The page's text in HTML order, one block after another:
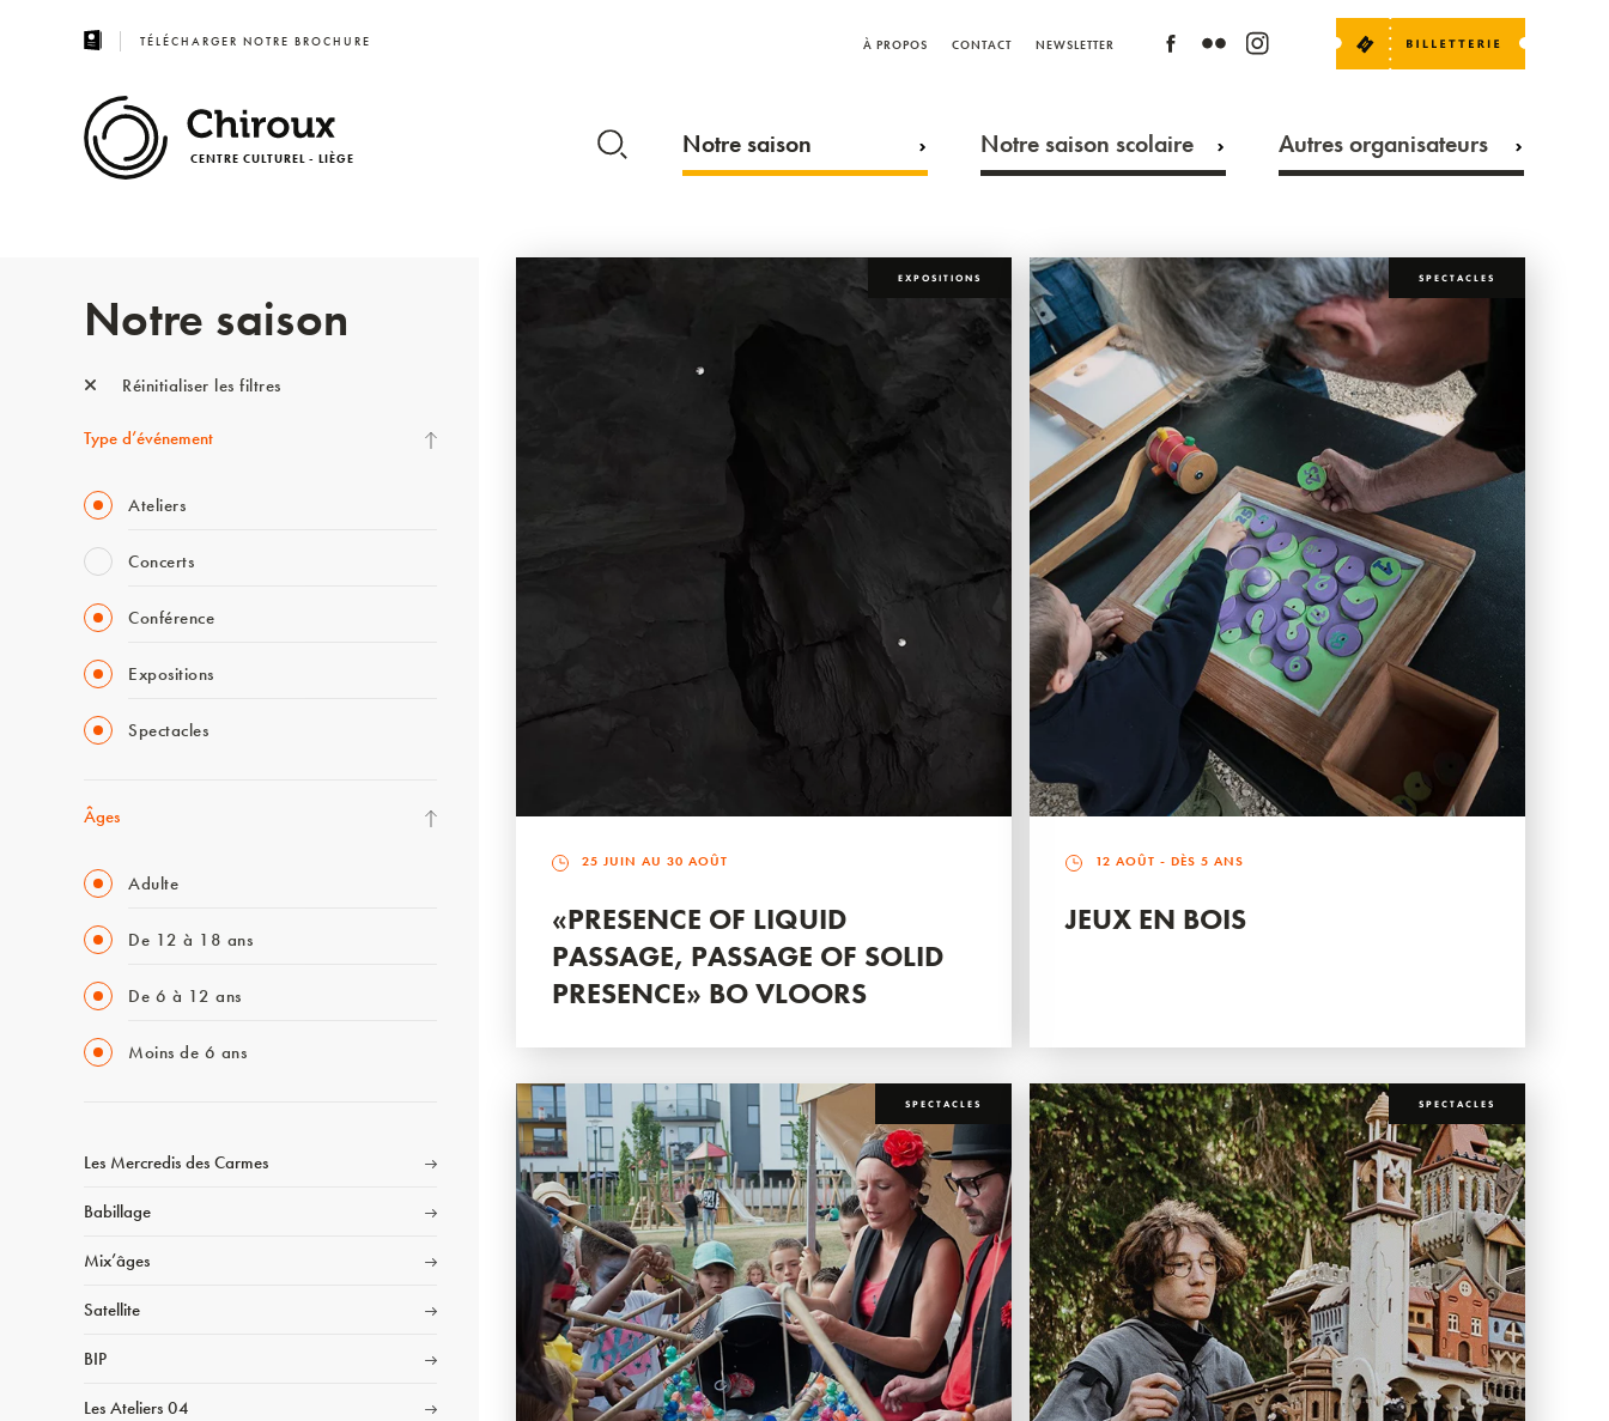
TÉLÉCHARGER NOTRE BROCHURE À PROPOS CONTACT NEWSLETTER
CENTRE CULTUREL - LIÈGE Notre saison Notre saison scolaire Autres organisateurs
Notre saison
Réinitialiser les filtres
Type d’événement
Ateliers
Concerts
Conférence
Expositions
Spectacles
Âges
Adulte
De 12 à 18 ans
De 6 à 12 ans
Moins de 6 ans
Les Mercredis des Carmes
Babillage
Mix’âges
Satellite
BIP
Les Ateliers 04
EXPOSITIONS
25 JUIN AU 30 AOÛT
«PRESENCE OF LIQUID
PASSAGE, PASSAGE OF SOLID
PRESENCE» BO VLOORS
SPECTACLES
12 AOÛT - DÈS 5 ANS
JEUX EN BOIS
SPECTACLES SPECTACLES